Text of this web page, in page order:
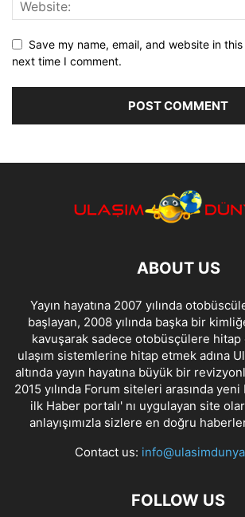
Save my name, email, and website in
next time I comment.
ABOUT US
Yayın hayatına 2007 yılında
başlayan, 2008 yılında başka bir
kavuşarak sadece otobüsçülere
ulaşım sistemlerine hitap etmek adına
altında yayın hayatına büyük bir
2015 yılında Forum siteleri arasında
ilk Haber portalı' nı uygulayan site
anlayışımızla sizlere en doğru
Contact us:
FOLLOW US